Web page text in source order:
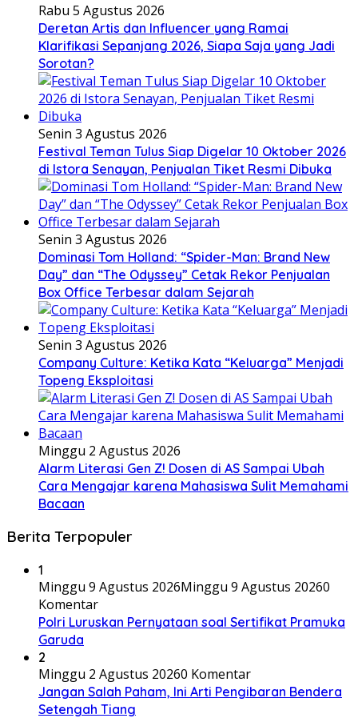
Rabu 5 Agustus 2026
Deretan Artis dan Influencer yang Ramai
Klarifikasi Sepanjang 2026, Siapa Saja yang Jadi
Sorotan?
Senin 3 Agustus 2026
Festival Teman Tulus Siap Digelar 10 Oktober 2026
di Istora Senayan, Penjualan Tiket Resmi Dibuka
Senin 3 Agustus 2026
Dominasi Tom Holland: “Spider-Man: Brand New
Day” dan “The Odyssey” Cetak Rekor Penjualan
Box Office Terbesar dalam Sejarah
Senin 3 Agustus 2026
Company Culture: Ketika Kata “Keluarga” Menjadi
Topeng Eksploitasi
Minggu 2 Agustus 2026
Alarm Literasi Gen Z! Dosen di AS Sampai Ubah
Cara Mengajar karena Mahasiswa Sulit Memahami
Bacaan
Berita Terpopuler
1
Minggu 9 Agustus 2026Minggu 9 Agustus 20260
Komentar
Polri Luruskan Pernyataan soal Sertifikat Pramuka
Garuda
2
Minggu 2 Agustus 20260 Komentar
Jangan Salah Paham, Ini Arti Pengibaran Bendera
Setengah Tiang